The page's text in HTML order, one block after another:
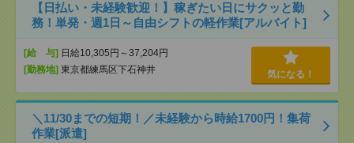
【日払い・未経験歓迎！】稼ぎたい日にサクッと勤
務！単発・週1日～自由シフトの軽作業[アルバイト]
[給 与] 日給10,305円～37,204円
[勤務地] 東京都練馬区下石神井 気になる！
＼11/30までの短期！／未経験から時給1700円！集荷
作業[派遣]